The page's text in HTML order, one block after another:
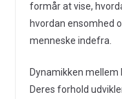
formår at vise,
hvordan ensomhed
menneske indefra.
Dynamikken
Deres forhold